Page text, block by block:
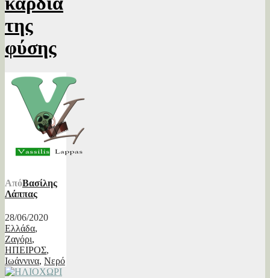
της
φύσης
ΑπόΒασίλης
Λάππας
28/06/2020
Ελλάδα,
Ζαγόρι,
ΗΠΕΙΡΟΣ,
Ιωάννινα, Νερό